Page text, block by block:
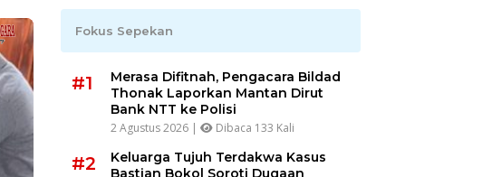
Fokus Sepekan
#1
Merasa Difitnah, Pengacara Bildad
Thonak Laporkan Mantan Dirut
Bank NTT ke Polisi
2 Agustus 2026 | Dibaca 133 Kali
#2
Keluarga Tujuh Terdakwa Kasus
Bastian Bokol Soroti Dugaan